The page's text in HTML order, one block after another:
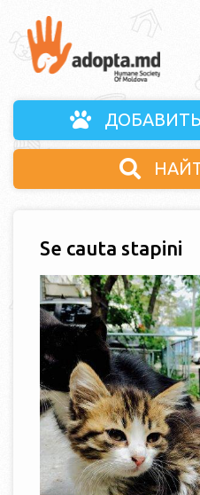
Se cauta stapini